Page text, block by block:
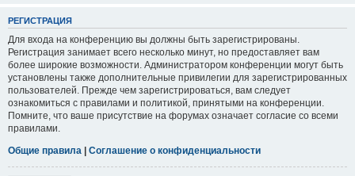
РЕГИСТРАЦИЯ
Для входа на конференцию вы должны быть зарегистрированы.
Регистрация занимает всего несколько минут, но предоставляет вам
более широкие возможности. Администратором конференции могут быть
установлены также дополнительные привилегии для зарегистрированных
пользователей. Прежде чем зарегистрироваться, вам следует
ознакомиться с правилами и политикой, принятыми на конференции.
Помните, что ваше присутствие на форумах означает согласие со всеми
правилами.
Общие правила | Соглашение о конфиденциальности